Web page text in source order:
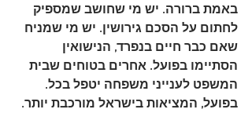
באמת ברורה. יש מי שחושב שמספיק
לחתום על הסכם גירושין. יש מי שמניח
שאם כבר חיים בנפרד, הנישואין
הסתיימו בפועל. אחרים בטוחים שבית
המשפט לענייני משפחה יטפל בכל.
בפועל, המציאות בישראל מורכבת יותר.